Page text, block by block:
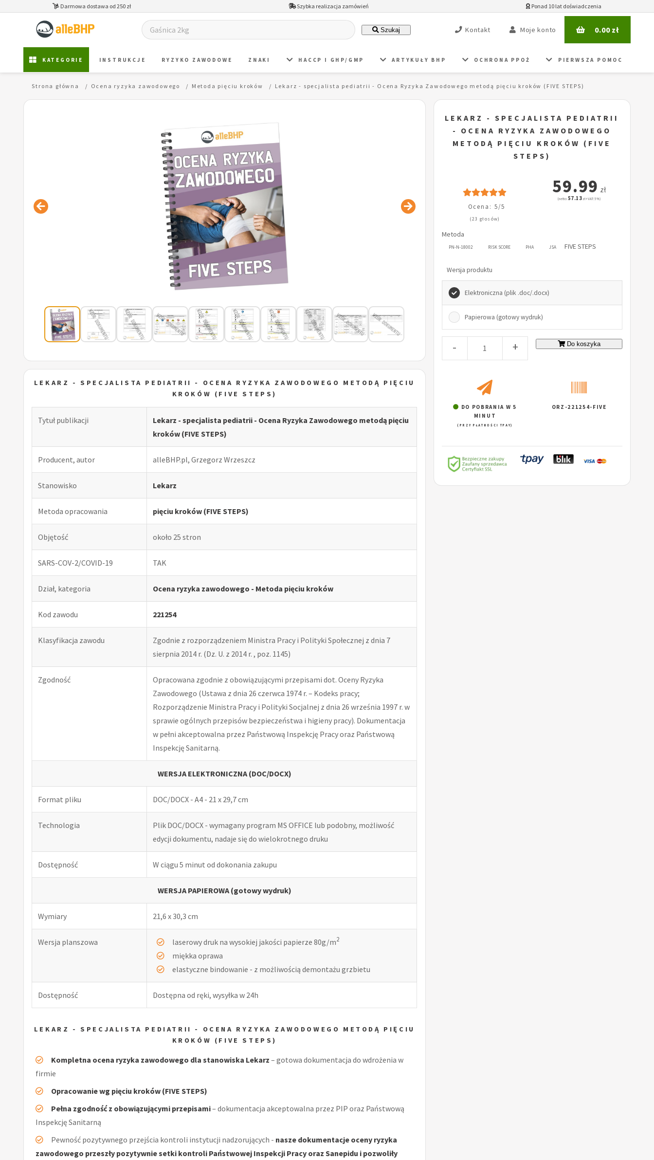
Darmowa dostawa od 250 zł Szybka realizacja zamówień Ponad 10 lat doświadczenia
Szukaj Kontakt Moje konto 0.00zł
KATEGORIE INSTRUKCJE RYZYKO ZAWODOWE ZNAKI HACCP I GHP/GMP ARTYKUŁY BHP OCHRONA PPOŻ PIERWSZA POMOC
Strona główna Ocena ryzyka zawodowego Metoda pięciu kroków Lekarz - specjalista pediatrii - Ocena Ryzyka Zawodowego metodą pięciu kroków (FIVE STEPS)
LEKARZ - SPECJALISTA PEDIATRII - OCENA RYZYKA ZAWODOWEGO METODĄ PIĘCIU
KROKÓW (FIVE STEPS)
Tytuł publikacji
Lekarz - specjalista pediatrii - Ocena Ryzyka Zawodowego metodą pięciu
kroków (FIVE STEPS)
Producent, autor alleBHP.pl, Grzegorz Wrzeszcz
Stanowisko Lekarz
Metoda opracowania pięciu kroków (FIVE STEPS)
Objętość około 25 stron
SARS-COV-2/COVID-19 TAK
Dział, kategoria Ocena ryzyka zawodowego - Metoda pięciu kroków
Kod zawodu 221254
Klasyfikacja zawodu
Zgodnie z rozporządzeniem Ministra Pracy i Polityki Społecznej z dnia 7
sierpnia 2014 r. (Dz. U. z 2014 r. , poz. 1145)
Zgodność
Opracowana zgodnie z obowiązującymi przepisami dot. Oceny Ryzyka
Zawodowego (Ustawa z dnia 26 czerwca 1974 r. – Kodeks pracy;
Rozporządzenie Ministra Pracy i Polityki Socjalnej z dnia 26 września 1997 r. w
sprawie ogólnych przepisów bezpieczeństwa i higieny pracy). Dokumentacja
w pełni akceptowalna przez Państwową Inspekcję Pracy oraz Państwową
Inspekcję Sanitarną.
WERSJA ELEKTRONICZNA (DOC/DOCX)
Format pliku DOC/DOCX - A4 - 21 x 29,7 cm
Technologia
Plik DOC/DOCX - wymagany program MS OFFICE lub podobny, możliwość
edycji dokumentu, nadaje się do wielokrotnego druku
Dostępność W ciągu 5 minut od dokonania zakupu
WERSJA PAPIEROWA (gotowy wydruk)
Wymiary 21,6 x 30,3 cm
Wersja planszowa laserowy druk na wysokiej jakości papierze 80g/m2
miękka oprawa
elastyczne bindowanie - z możliwością demontażu grzbietu
Dostępność Dostępna od ręki, wysyłka w 24h
LEKARZ - SPECJALISTA PEDIATRII - OCENA RYZYKA ZAWODOWEGO METODĄ PIĘCIU
KROKÓW (FIVE STEPS)
Kompletna ocena ryzyka zawodowego dla stanowiska Lekarz – gotowa dokumentacja do wdrożenia w
firmie
Opracowanie wg pięciu kroków (FIVE STEPS)
Pełna zgodność z obowiązującymi przepisami– dokumentacja akceptowalna przez PIP oraz Państwową
Inspekcję Sanitarną
Pewność pozytywnego przejścia kontroli instytucji nadzorujących - nasze dokumentacje oceny ryzyka
zawodowego przeszły pozytywnie setki kontroli Państwowej Inspekcji Pracy oraz Sanepidu i pozwoliły
LEKARZ - SPECJALISTA PEDIATRII
- OCENA RYZYKA ZAWODOWEGO
METODĄ PIĘCIU KROKÓW (FIVE
STEPS)
Ocena: 5/5
(23 głosów)
59.99 zł
(netto:57.13 zł + VAT: 5%)
Metoda
PN-N-18002 RISK SCORE PHA JSA FIVE STEPS
Wersja produktu
Elektroniczna (plik .doc/.docx)
Papierowa (gotowy wydruk)
- + Do koszyka
DO POBRANIA W 5
MINUT
(PRZY PŁATNOŚCI TPAY)
ORZ-221254-FIVE